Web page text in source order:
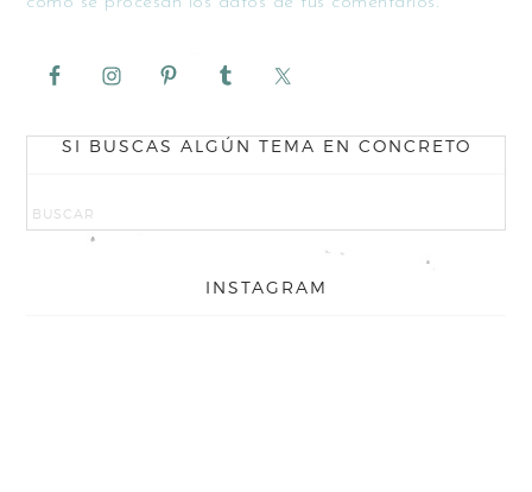
SI BUSCAS ALGÚN TEMA EN CONCRETO
INSTAGRAM